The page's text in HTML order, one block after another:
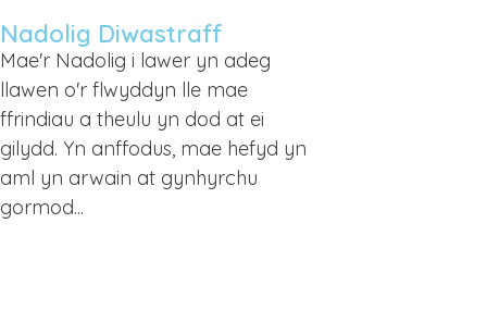
Nadolig Diwastraff
Mae'r Nadolig i lawer yn adeg
llawen o'r flwyddyn lle mae
ffrindiau a theulu yn dod at ei
gilydd. Yn anffodus, mae hefyd yn
aml yn arwain at gynhyrchu
gormod...